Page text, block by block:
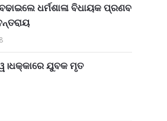
ଧର୍ମଶାଳା ବିଧାୟକ ପ୍ରଣବ
ଯୁବକ ମୃତ